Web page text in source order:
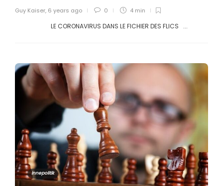
Guy Kaiser, 6 years ago 0 4 min
LE CORONAVIRUS DANS LE FICHIER DES FLICS ...
Innepolitik